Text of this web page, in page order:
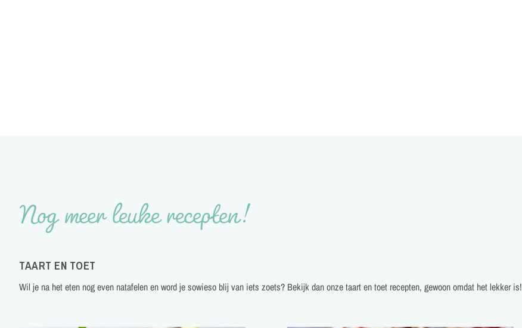
Nog meer leuke recepten!
TAART EN TOET
Wil je na het eten nog even natafelen en word je sowieso blij van iets zoets? Bekijk dan onze taart en toet recepten, gewoon omdat het lekker is!